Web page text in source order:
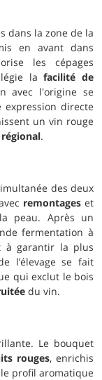
dans la zone de la
en avant dans
les cépages
lafacilité de
avec l'origine se
directe
un vin rouge
régional.
des deux
remontages et
peau. Après un
fermentation à
à garantir la plus
l’élevage se fait
qui exclut le bois
du vin.
Le bouquet
rouges, enrichis
profil aromatique